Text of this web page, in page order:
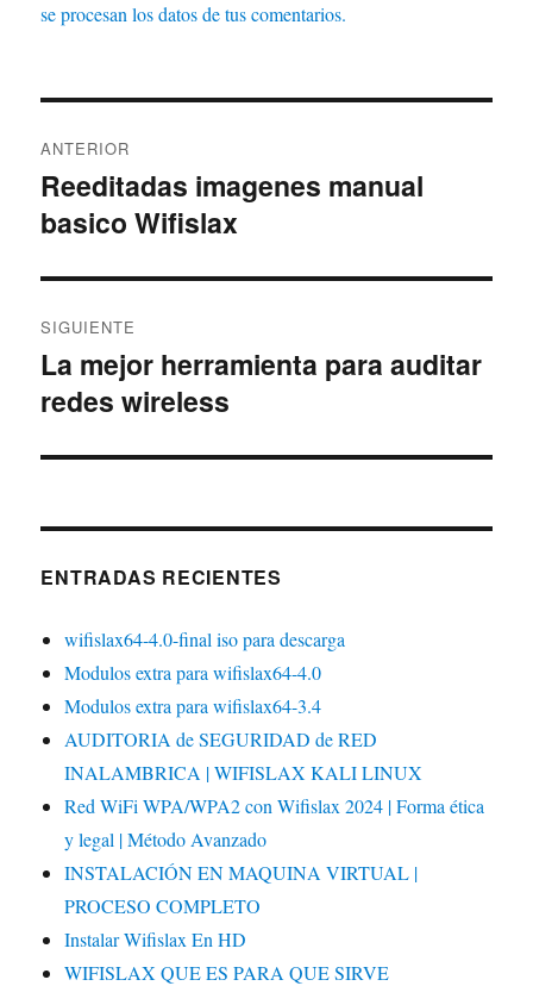
se procesan los datos de tus comentarios.
de
entradas
ANTERIOR
Entrada
anterior:
Reeditadas imagenes manual
basico Wifislax
SIGUIENTE
Entrada
siguiente:
La mejor herramienta para auditar
redes wireless
ENTRADAS RECIENTES
wifislax64-4.0-final iso para descarga
Modulos extra para wifislax64-4.0
Modulos extra para wifislax64-3.4
AUDITORIA de SEGURIDAD de RED
INALAMBRICA | WIFISLAX KALI LINUX
Red WiFi WPA/WPA2 con Wifislax 2024 | Forma ética
y legal | Método Avanzado
INSTALACIÓN EN MAQUINA VIRTUAL |
PROCESO COMPLETO
Instalar Wifislax En HD
WIFISLAX QUE ES PARA QUE SIRVE